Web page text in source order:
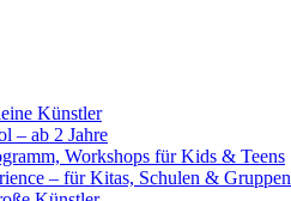
Künstler
– ab 2 Jahre
Workshops für Kids & Teens
– für Kitas, Schulen & Gruppen